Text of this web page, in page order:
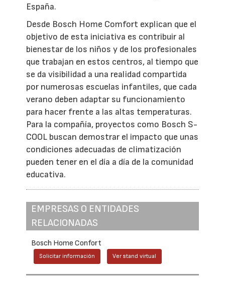
España.
Desde Bosch Home Comfort explican que el
objetivo de esta iniciativa es contribuir al
bienestar de los niños y de los profesionales
que trabajan en estos centros, al tiempo que
se da visibilidad a una realidad compartida
por numerosas escuelas infantiles, que cada
verano deben adaptar su funcionamiento
para hacer frente a las altas temperaturas.
Para la compañía, proyectos como Bosch S-
COOL buscan demostrar el impacto que unas
condiciones adecuadas de climatización
pueden tener en el día a día de la comunidad
educativa.
EMPRESAS O ENTIDADES
RELACIONADAS
Bosch Home Confort
Solicitar información Ver stand virtual